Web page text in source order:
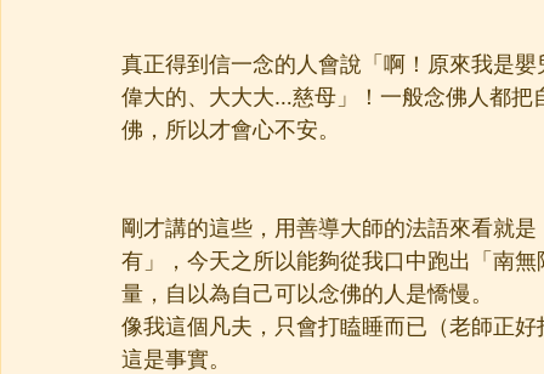
真正得到信一念的人會說「啊！原來我是
偉大的、大大大…慈母」！一般念佛人都把
佛，所以才會心不安。
剛才講的這些，用善導大師的法語來看就
有」，今天之所以能夠從我口中跑出「南
量，自以為自己可以念佛的人是憍慢。
像我這個凡夫，只會打瞌睡而已（老師正
這是事實。